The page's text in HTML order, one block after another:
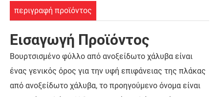
περιγραφή προϊόντος
Εισαγωγή Προϊόντος
Βουρτσισμένο φύλλο από ανοξείδωτο χάλυβα είναι
ένας γενικός όρος για την υφή επιφάνειας της πλάκας
από ανοξείδωτο χάλυβα, το προηγούμενο όνομα είναι